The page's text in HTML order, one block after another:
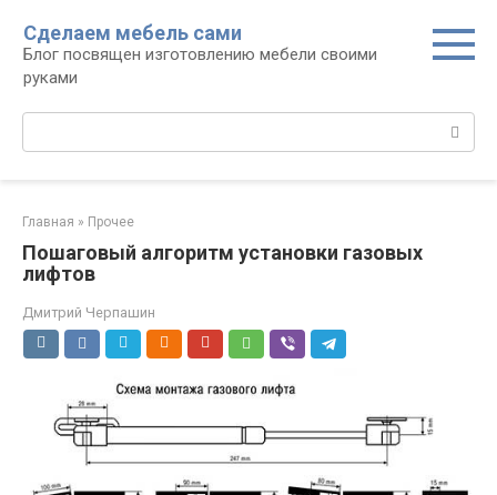
контенту
Сделаем мебель сами
Блог посвящен изготовлению мебели своими
руками
Главная » Прочее
Пошаговый алгоритм установки газовых
лифтов
Дмитрий Черпашин